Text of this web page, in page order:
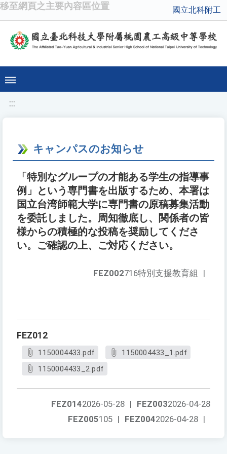
移至網頁之主要內容區位置 國立北科附工
:::
キャンパスのお知らせ
「特別なグループの才能ある学生の指導事
例」という専門書を出版するため、本署は
国立台湾師範大学に専門書の原稿募集活動
を委託しました。周知徹底し、関係者の皆
様からの積極的な投稿を奨励してくださ
い。ご確認の上、ご対応ください。
FEZ002716特別支援教育組 |
FEZ012
1150004433.pdf
1150004433_1.pdf
1150004433_2.pdf
FEZ0032026-04-28
FEZ0142026-05-28 |
FEZ0042026-04-28 |
FEZ005105 |